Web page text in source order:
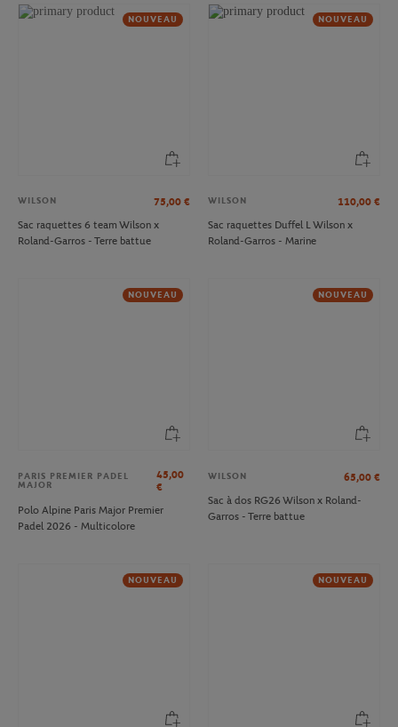
NOUVEAU
WILSON 75,00 €
Sac raquettes 6 team Wilson x
Roland-Garros - Terre battue
NOUVEAU
WILSON 110,00 €
Sac raquettes Duffel L Wilson x
Roland-Garros - Marine
NOUVEAU
PARIS PREMIER PADEL
MAJOR
45,00
€
Polo Alpine Paris Major Premier
Padel 2026 - Multicolore
NOUVEAU
WILSON 65,00 €
Sac à dos RG26 Wilson x Roland-
Garros - Terre battue
NOUVEAU NOUVEAU